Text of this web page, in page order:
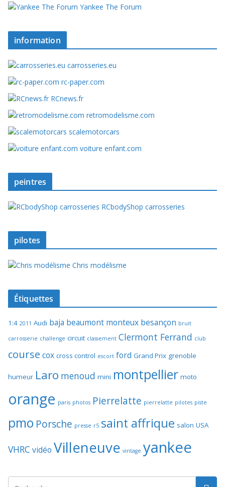
Yankee The Forum
information
carrosseries.eu
rc-paper.com
RCnews.fr
retromodelisme.com
scalemotorcars
voiture enfant.com
peintres
RCbodyShop carrosseries
pilotes
Chris modélisme
Étiquettes
1:4 2011 Audi baja beaumont monteux besançon bruit
carrosserie challenge circuit classement Clermont Ferrand club
course cox cross control escort ford Grand Prix grenoble
humeur Laro menoud mini montpellier moto
orange paris photos Pierrelatte pierrelatte pilotes piste
pmo Porsche presse r5 saint affrique salon USA
VHRC vidéo Villeneuve vintage yankee